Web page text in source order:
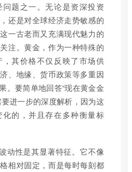
题之一。无论是资深投资
还是对全球经济走势敏感的
一古老而又充满现代魅力的
注。黄金，作为一种特殊的
其价格不仅反映了市场供
、地缘、货币政策等多重因
。要简单地回答“现在黄金金
进一步的深度解析，因为这
的，并且存在多种衡量标
动性是其显著特征。它不像
相对固定，而是每时每刻都